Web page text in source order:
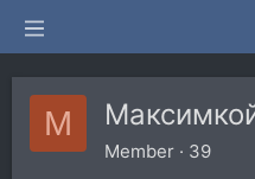
М
Member · 39